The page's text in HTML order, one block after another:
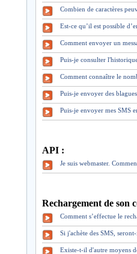
Combien de caractères
Est-ce qu’il est possible
Comment envoyer un
Puis-je consulter
Comment connaître le
Puis-je envoyer des
Puis-je envoyer mes SMS
API :
Je suis webmaster.
Rechargement de son
Comment s’effectue le
Si j'achète des SMS,
Existe-t-il d'autre moyens